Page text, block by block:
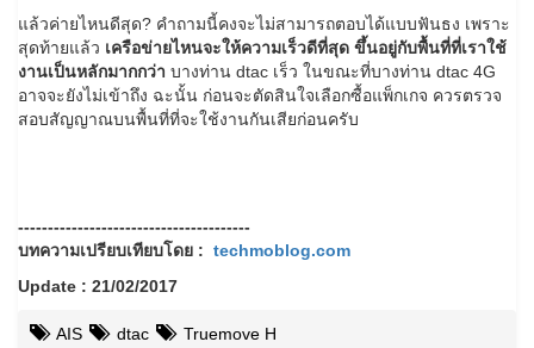
แล้วค่ายไหนดีสุด? คำถามนี้คงจะไม่สามารถตอบได้แบบฟันธง เพราะ
สุดท้ายแล้ว เครือข่ายไหนจะให้ความเร็วดีที่สุด ขึ้นอยู่กับพื้นที่ที่เราใช้
งานเป็นหลักมากกว่า บางท่าน dtac เร็ว ในขณะที่บางท่าน dtac 4G
อาจจะยังไม่เข้าถึง ฉะนั้น ก่อนจะตัดสินใจเลือกซื้อแพ็กเกจ ควรตรวจ
สอบสัญญาณบนพื้นที่ที่จะใช้งานกันเสียก่อนครับ
---------------------------------------
บทความเปรียบเทียบโดย : techmoblog.com
Update : 21/02/2017
AIS dtac Truemove H